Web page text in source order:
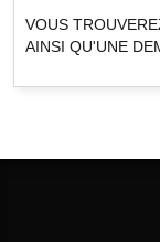
VOUS
AINSI QU'UNE